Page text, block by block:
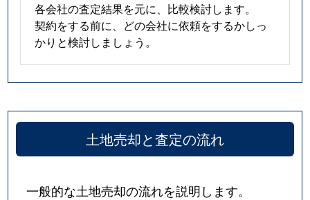
各会社の査定結果を元に、比較検討します。
契約をする前に、どの会社に依頼をするかしっ
かりと検討しましょう。
土地売却と査定の流れ
一般的な土地売却の流れを説明します。